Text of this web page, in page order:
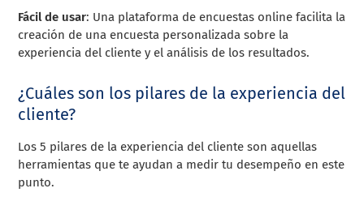
Fácil de usar: Una plataforma de encuestas online facilita la
creación de una encuesta personalizada sobre la
experiencia del cliente y el análisis de los resultados.
¿Cuáles son los pilares de la experiencia del
cliente?
Los 5 pilares de la experiencia del cliente son aquellas
herramientas que te ayudan a medir tu desempeño en este
punto.